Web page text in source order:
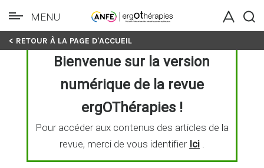
Skip
MENU
< RETOUR À LA PAGE D'ACCUEIL
Bienvenue sur la version
numérique de la revue
ergOThérapies !
Pour accéder aux contenus des articles de la
revue, merci de vous identifier Ici.